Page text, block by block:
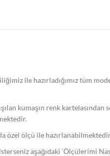
ile hazırladığımız tüm
kumaşın renk kartelasından
özel ölçü ile
aşağıdaki ‘Ölçülerimi